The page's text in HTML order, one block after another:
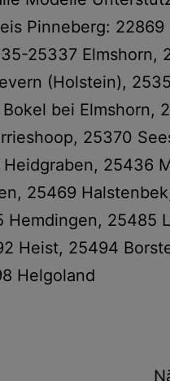
Pinneberg:
25337 Elmshorn,
(Holstein),
bei Elmshorn,
25370
25436
25469
25485
Heist, 25494
Helgoland